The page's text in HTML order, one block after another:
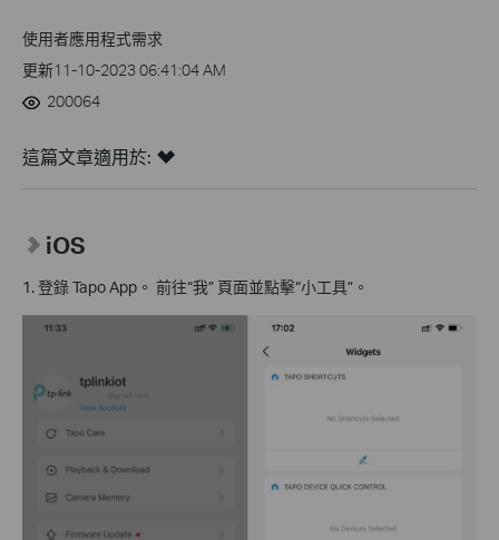
使用者應用程式需求
更新11-10-2023 06:41:04 AM
200064
這篇文章適用於:
iOS
1. 登錄 Tapo App。 前往“我” 頁面並點擊“小工具”。